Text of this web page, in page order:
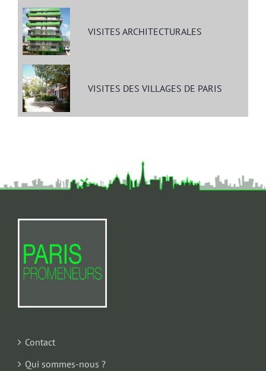
VISITES ARCHITECTURALES
VISITES DES VILLAGES DE PARIS
Contact
Qui sommes-nous ?